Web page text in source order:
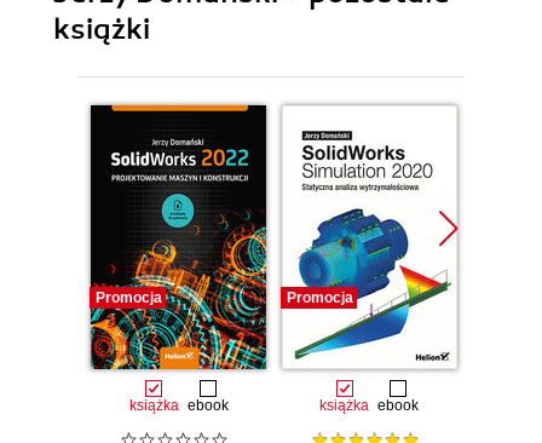
książki
Promocja
książka ebook
Promocja
książka ebook